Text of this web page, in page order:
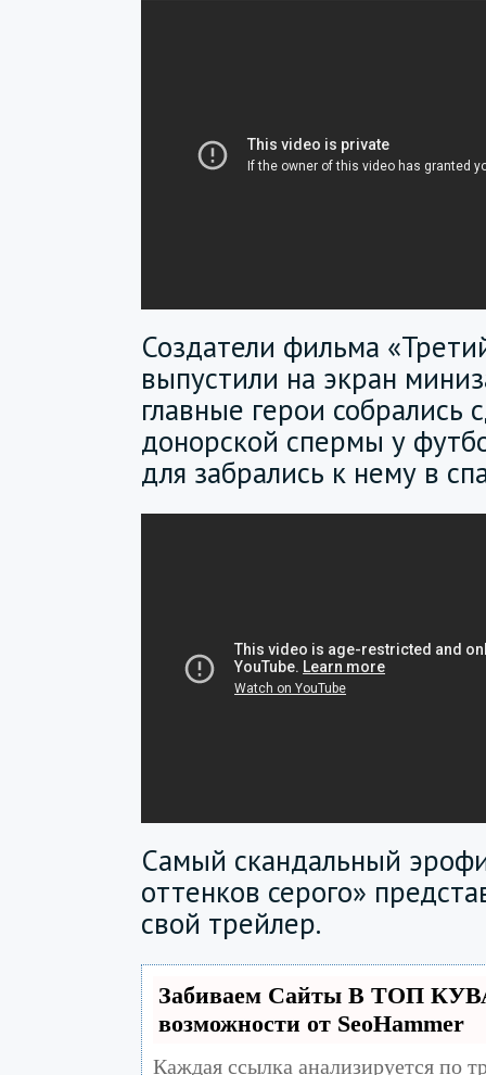
Создатели фильма
выпустили на экран
главные герои собрались
донорской спермы у
для забрались к нему в
Самый скандальный
оттенков серого»
свой трейлер.
Забиваем Сайты В ТОП
возможности от SeoHammer
Каждая ссылка анализируется по